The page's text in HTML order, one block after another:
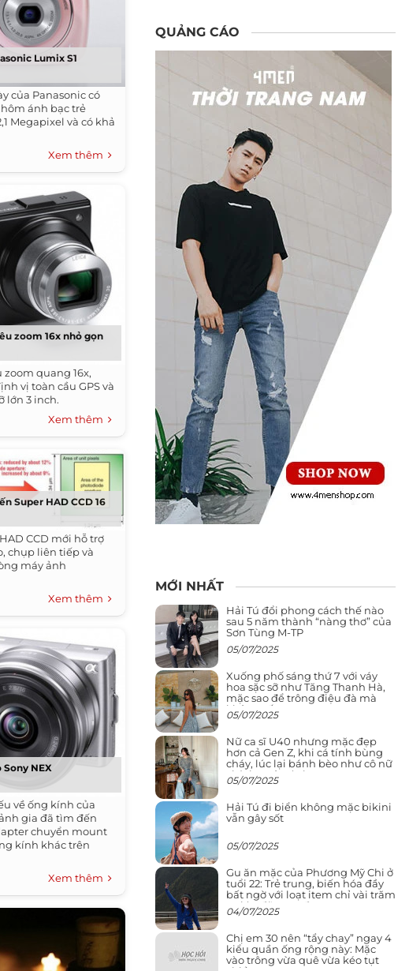
Lumix S1
của Panasonic có
ánh bạc trẻ
Megapixel và có khả
Xem thêm
zoom 16x nhỏ gọn
zoom quang 16x,
vị toàn cầu GPS và
lớn 3 inch.
Xem thêm
Super HAD CCD 16
CCD mới hỗ trợ
chụp liên tiếp và
máy ảnh
Xem thêm
NEX
về ống kính của
gia đã tìm đến
chuyển mount
kính khác trên
Xem thêm
QUẢNG CÁO
MỚI NHẤT
Hải Tú đổi phong cách thế nào
sau 5 năm thành “nàng thơ” của
Sơn Tùng M-TP
05/07/2025
Xuống phố sáng thứ 7 với váy
hoa sặc sỡ như Tăng Thanh Hà,
mặc sao để trông điệu đà mà
không sến
05/07/2025
Nữ ca sĩ U40 nhưng mặc đẹp
hơn cả Gen Z, khi cá tính bùng
cháy, lúc lại bánh bèo như cô nữ
chính ngôn tình
05/07/2025
Hải Tú đi biển không mặc bikini
vẫn gây sốt
05/07/2025
Gu ăn mặc của Phương Mỹ Chi ở
tuổi 22: Trẻ trung, biến hóa đầy
bất ngờ với loạt item chỉ vài trăm
nghìn đã mua được
04/07/2025
Chị em 30 nên “tẩy chay” ngay 4
kiểu quần ống rộng này: Mặc
vào trông vừa quê vừa kéo tụt